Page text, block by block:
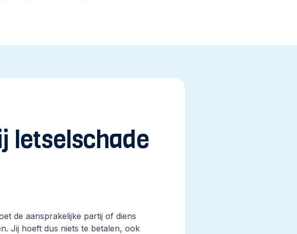
letselschade
de aansprakelijke partij of diens
Jij hoeft dus niets te betalen, ook